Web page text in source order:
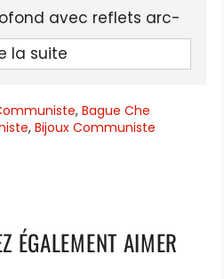
avec reflets arc-
: 8 mm
alliance
pour soirées,
la suite
, Bague Che
, Bijoux Communiste
ÉGALEMENT AIMER